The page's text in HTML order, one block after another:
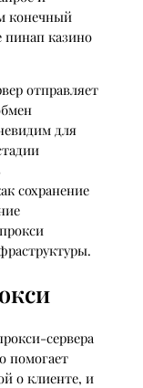
конечный
пинап казино
отправляет
для
сохранение
сервера
помогает
о клиенте, и